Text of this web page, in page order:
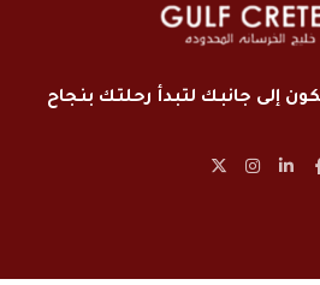
إلى جانبك لتبدأ رحلتك بنجاح